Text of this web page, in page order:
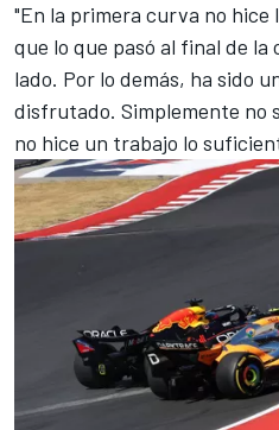
"En la primera curva no
que lo que pasó al final de
lado. Por lo demás, ha sido
disfrutado. Simplemente no
no hice un trabajo lo